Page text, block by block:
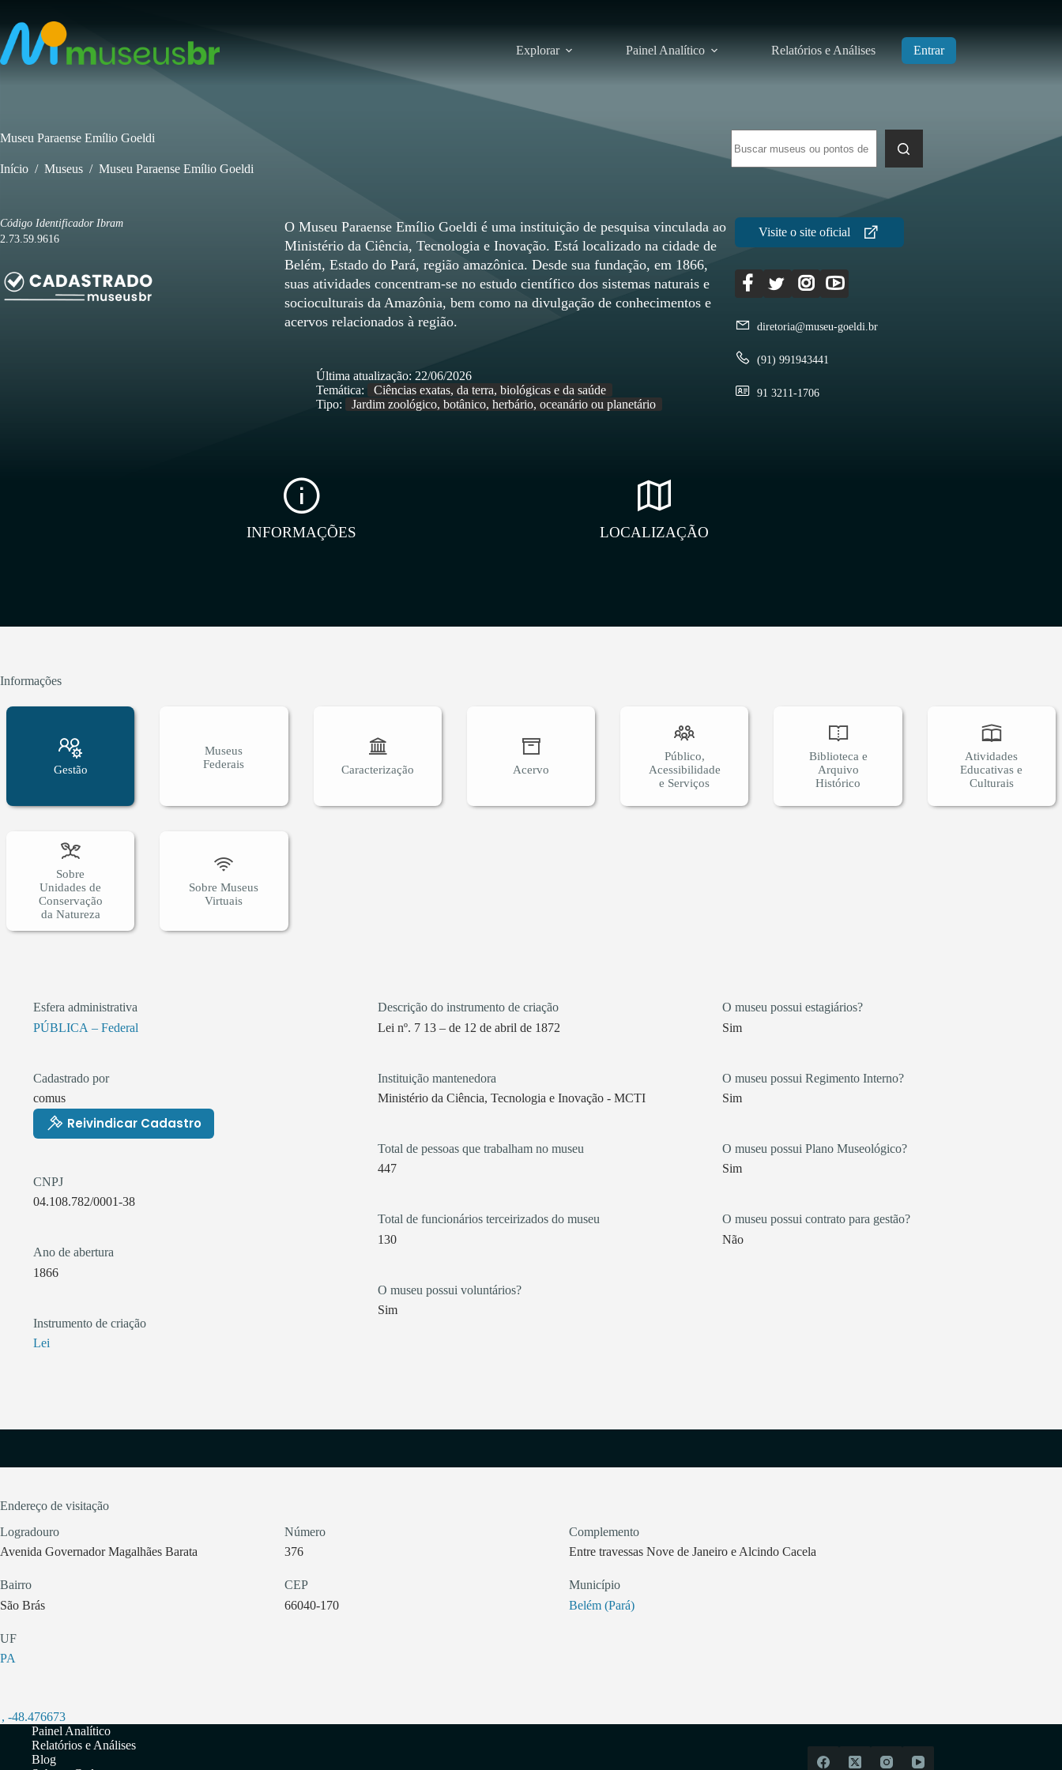
para
conteúdo
Explorar Painel Analítico Relatórios e Análises Entrar
resultados
Museu Paraense Emílio Goeldi
Início / Museus / Museu Paraense Emílio Goeldi
Código Identificador Ibram
2.73.59.9616
diretoria@museu-goeldi.br
(91) 991943441
91 3211-1706
O Museu Paraense Emílio Goeldi é uma instituição de pesquisa vinculada ao
Ministério da Ciência, Tecnologia e Inovação. Está localizado na cidade de
Belém, Estado do Pará, região amazônica. Desde sua fundação, em 1866,
suas atividades concentram-se no estudo científico dos sistemas naturais e
socioculturais da Amazônia, bem como na divulgação de conhecimentos e
acervos relacionados à região.
Última atualização: 22/06/2026
Temática:
Ciências exatas, da terra, biológicas e da saúde
Tipo:
Jardim zoológico, botânico, herbário, oceanário ou planetário
INFORMAÇÕES LOCALIZAÇÃO
Informações
Gestão
Esfera administrativa
PÚBLICA – Federal
Cadastrado por
comus
Reivindicar Cadastro
CNPJ
04.108.782/0001-38
Ano de abertura
1866
Instrumento de criação
Lei
Descrição do instrumento de criação
Lei nº. 7 13 – de 12 de abril de 1872
Instituição mantenedora
Ministério da Ciência, Tecnologia e Inovação - MCTI
Total de pessoas que trabalham no museu
447
Total de funcionários terceirizados do museu
130
O museu possui voluntários?
Sim
O museu possui estagiários?
Sim
O museu possui Regimento Interno?
Sim
O museu possui Plano Museológico?
Sim
O museu possui contrato para gestão?
Não
Museus
Federais
Caracterização Acervo
Público,
Acessibilidade
e Serviços
Biblioteca e
Arquivo
Histórico
Atividades
Educativas e
Culturais
Sobre
Unidades de
Conservação
da Natureza
Sobre Museus
Virtuais
Endereço de visitação
Logradouro
Avenida Governador Magalhães Barata
Número
376
Complemento
Entre travessas Nove de Janeiro e Alcindo Cacela
Bairro
São Brás
CEP
66040-170
Município
Belém (Pará)
UF
PA
, -48.476673
Painel Analítico
Relatórios e Análises
Blog